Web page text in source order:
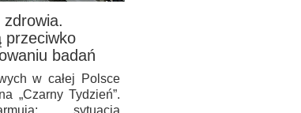
przeciwko
badań
w całej Polsce
„Czarny Tydzień”.
sytuacja